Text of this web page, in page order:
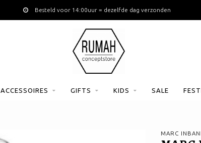
Besteld voor 14:00uur = dezelfde dag verzonden
ACCESSOIRES GIFTS KIDS SALE
MARC